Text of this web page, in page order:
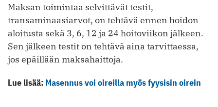
Maksan toimintaa selvittävät testit,
transaminaasiarvot, on tehtävä ennen hoidon
aloitusta sekä 3, 6, 12 ja 24 hoitoviikon jälkeen.
Sen jälkeen testit on tehtävä aina tarvittaessa,
jos epäillään maksahaittoja.
Lue lisää: Masennus voi oireilla myös fyysisin oirein